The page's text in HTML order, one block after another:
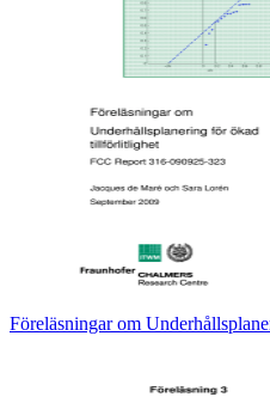
Föreläsningar om